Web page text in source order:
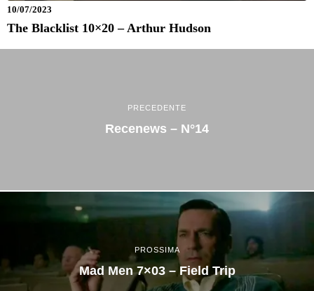
10/07/2023
The Blacklist 10×20 – Arthur Hudson
PRECEDENTE
Recenews – N°14
PROSSIMA
Mad Men 7×03 – Field Trip